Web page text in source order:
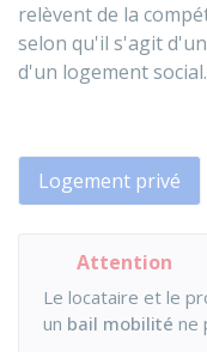
relèvent de la
selon qu'il s'agit
d'un logement
Logement privé
Attention
Le locataire et le
un bail mobilité ne